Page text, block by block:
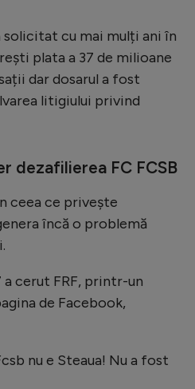
solicitat cu mai mulți ani în
plata a 37 de milioane
dar dosarul a fost
litigiului privind
dezafilierea FC FCSB
ceea ce privește
încă o problemă
cerut FRF, printr-un
de Facebook,
nu e Steaua! Nu a fost